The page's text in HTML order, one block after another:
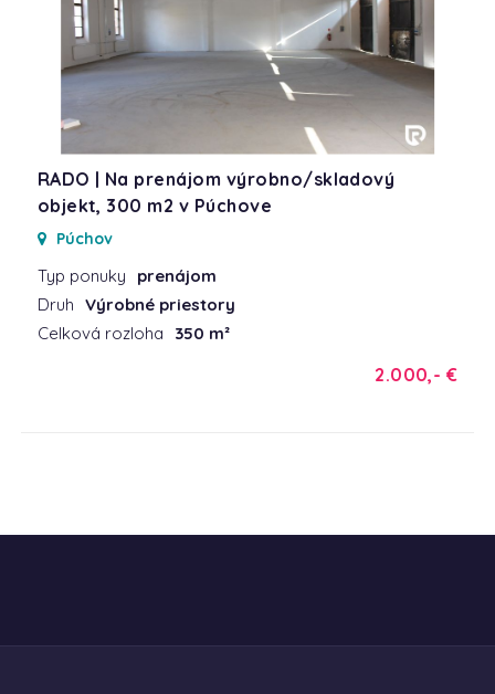
RADO | Na prenájom výrobno/skladový
objekt, 300 m2 v Púchove
Púchov
Typ ponuky
prenájom
Druh Výrobné priestory
Celková rozloha
350 m²
2.000,- €